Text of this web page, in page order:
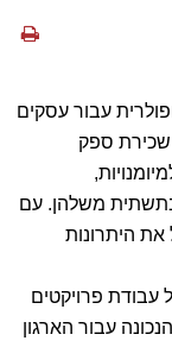
עבור עסקים
שכירת ספק
בתשתית משלהן. עם
את היתרונות
עבודת פרויקטים
עבור הארגון